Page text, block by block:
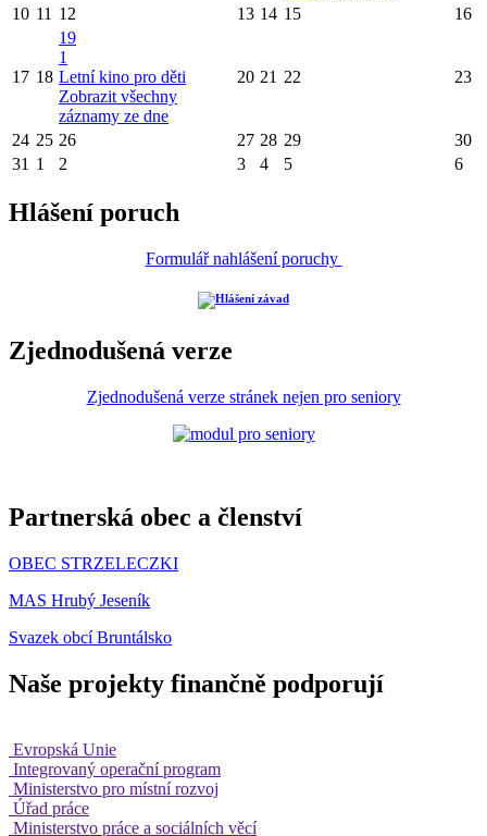
10 11 12 13 14 15 16
17 18
19
1
Letní kino pro děti
Zobrazit všechny
záznamy ze dne
20 21 22 23
24 25 26 27 28 29
30
31 1 2 3 4 5 6
Hlášení poruch
Formulář nahlášení poruchy
Zjednodušená verze
Zjednodušená verze stránek nejen pro seniory
Partnerská obec a členství
OBEC STRZELECZKI
MAS Hrubý Jeseník
Svazek obcí Bruntálsko
Naše projekty finančně podporují
Evropská Unie
Integrovaný operační program
Ministerstvo pro místní rozvoj
Úřad práce
Ministerstvo práce a sociálních věcí